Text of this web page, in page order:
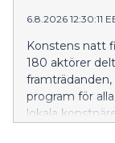
6.8.2026 12:30:11
Konstens natt
180 aktörer
program för
lokala